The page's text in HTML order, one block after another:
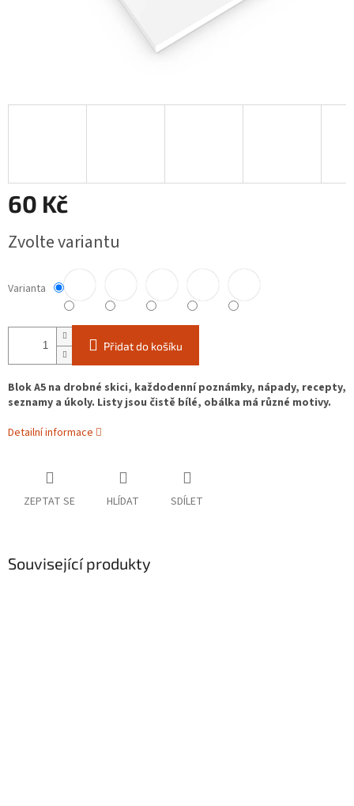
60 Kč
cena:
Zvolte variantu
Varianta
Přidat do košíku
Blok A5 na drobné skici, každodenní poznámky, nápady, recepty,
seznamy a úkoly. Listy jsou čistě bílé, obálka má různé motivy.
Detailní informace
ZEPTAT SE HLÍDAT SDÍLET
Související produkty